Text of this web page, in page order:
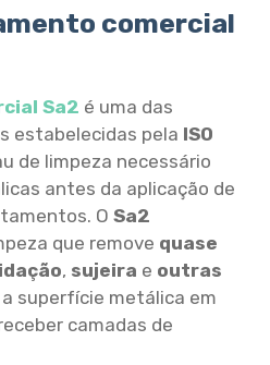
comercial
Sa2 é uma das
estabelecidas pela ISO
de limpeza necessário
antes da aplicação de
O Sa2
que remove quase
, sujeira e outras
a superfície metálica em
camadas de